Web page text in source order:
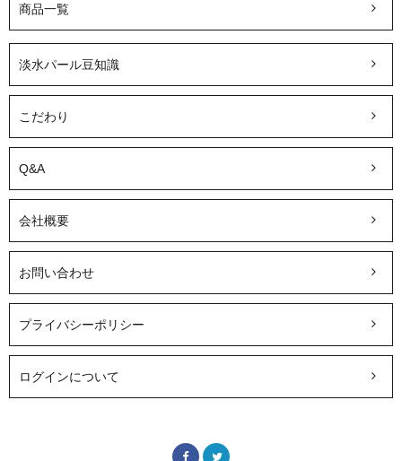
商品一覧
淡水パール豆知識
こだわり
Q&A
会社概要
お問い合わせ
プライバシーポリシー
ログインについて